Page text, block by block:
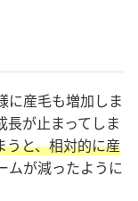
に産毛も増加しま
長が止まってしま
うと、相対的に産
ムが減ったように